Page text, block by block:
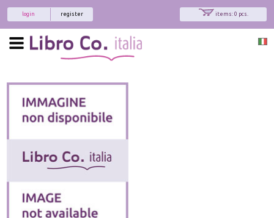
items: 0 pcs.
register
login